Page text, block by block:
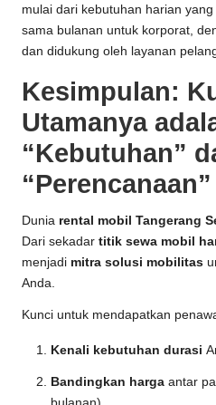
mulai dari kebutuhan harian
sama bulanan untuk korporat,
dan didukung oleh layanan
Kesimpulan:
Utamanya
“Kebutuhan”
“Perencanaan”
Dunia rental mobil Tangerang
Dari sekadar titik sewa mobil
menjadi mitra solusi mobilitas
Anda.
Kunci untuk mendapatkan
Kenali kebutuhan durasi
Bandingkan harga antar